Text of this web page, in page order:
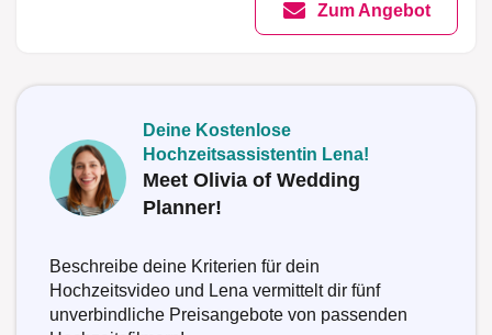
Zum Angebot
Deine Kostenlose
Hochzeitsassistentin Lena!
Meet Olivia of Wedding
Planner!
Beschreibe deine Kriterien für dein
Hochzeitsvideo und Lena vermittelt dir fünf
unverbindliche Preisangebote von passenden